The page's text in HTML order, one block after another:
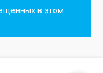
в этом